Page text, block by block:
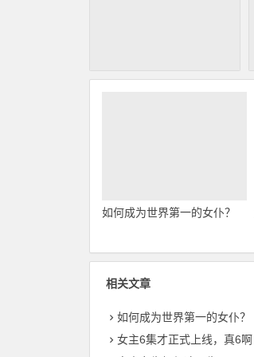
如何成为世界第一的女仆？
相关文章
如何成为世界第一的女仆？
女主6集才正式上线，真6啊